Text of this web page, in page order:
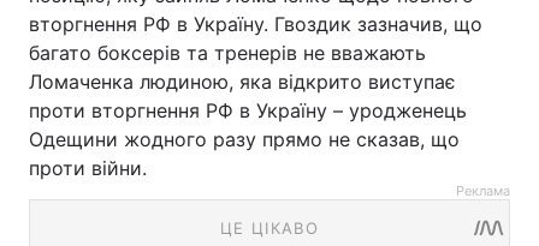
вторгнення РФ в Україну. Гвоздик зазначив, що
багато боксерів та тренерів не вважають
Ломаченка людиною, яка відкрито виступає
проти вторгнення РФ в Україну – уродженець
Одещини жодного разу прямо не сказав, що
проти війни.
Реклама